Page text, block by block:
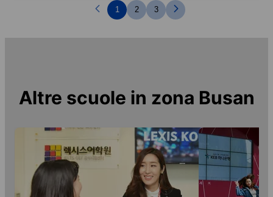
1 2 3
Altre scuole in zona Busan